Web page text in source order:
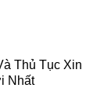
Thủ Tục Xin
Nhất